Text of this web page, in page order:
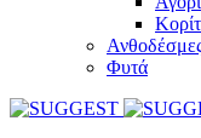
Φυτά